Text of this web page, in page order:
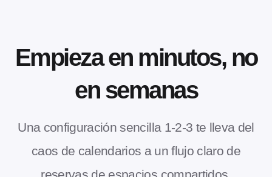
Empieza en minutos, no
en semanas
Una configuración sencilla 1-2-3 te lleva del
caos de calendarios a un flujo claro de